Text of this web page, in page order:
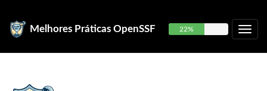
Melhores Práticas OpenSSF 22%